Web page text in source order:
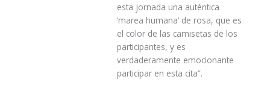
esta jornada una auténtica
‘marea humana’ de rosa, que es
el color de las camisetas de los
participantes, y es
verdaderamente emocionante
participar en esta cita”.